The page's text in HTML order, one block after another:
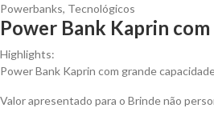
Powerbanks, Tecnológicos
Power Bank Kaprin
Highlights:
Power Bank Kaprin com grande
Valor apresentado para o Brinde não